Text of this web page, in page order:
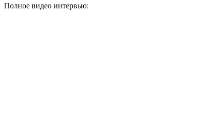
Полное видео интервью: